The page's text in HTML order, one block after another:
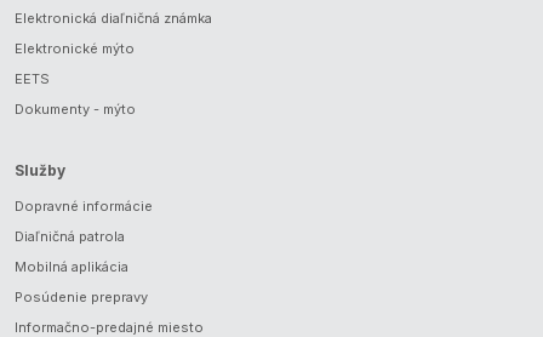
Elektronická diaľničná známka
Elektronické mýto
EETS
Dokumenty - mýto
Služby
Dopravné informácie
Diaľničná patrola
Mobilná aplikácia
Posúdenie prepravy
Informačno-predajné miesto